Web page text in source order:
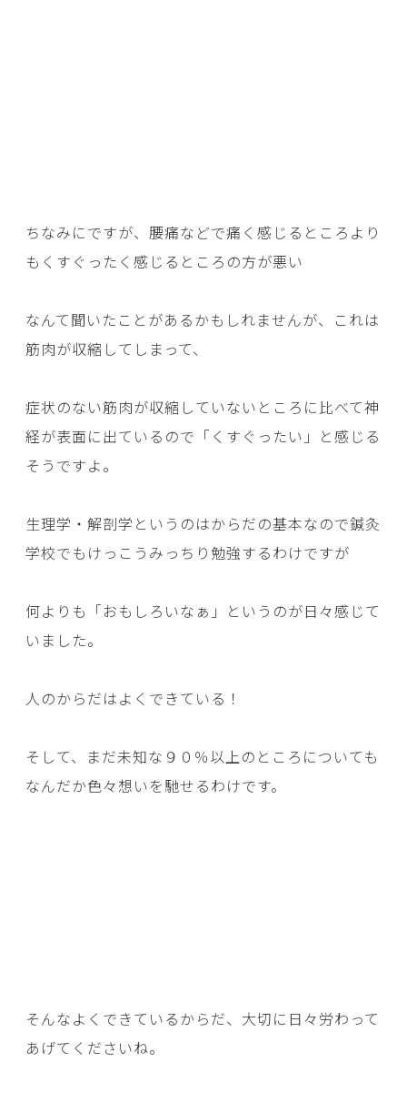
ちなみにですが、腰痛などで痛く感じるところより
もくすぐったく感じるところの方が悪い
なんて聞いたことがあるかもしれませんが、これは
筋肉が収縮してしまって、
症状のない筋肉が収縮していないところに比べて神
経が表面に出ているので「くすぐったい」と感じる
そうですよ。
生理学・解剖学というのはからだの基本なので鍼灸
学校でもけっこうみっちり勉強するわけですが
何よりも「おもしろいなぁ」というのが日々感じて
いました。
人のからだはよくできている！
そして、まだ未知な９０％以上のところについても
なんだか色々想いを馳せるわけです。
そんなよくできているからだ、大切に日々労わって
あげてくださいね。